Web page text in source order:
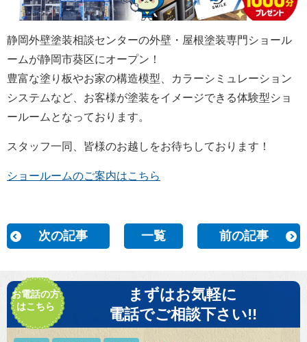
静岡外壁塗装相談センターの外壁・屋根塗装専門ショール
ームが静岡市葵区にオープン！
豊富な塗り板やお家の構造模型、カラーシミュレーション
システムなど、お客様が塗装をイメージできる体験型ショ
ールームとなっております。
スタッフ一同、皆様のお越しをお待ちしております！
ショールームのご案内はこちら
次の記事 一覧 前の記事
お電話の方
はこちら
まずはお気軽に
電話でご相談下さい!!